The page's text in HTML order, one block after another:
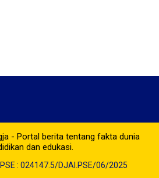
- Portal berita tentang fakta dunia
dan edukasi.
: 024147.5/DJAI.PSE/06/2025